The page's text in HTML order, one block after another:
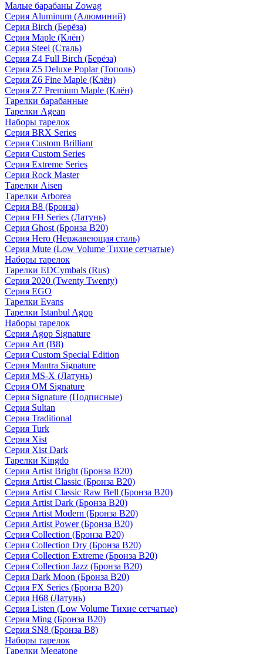
Малые барабаны Zowag
Серия Aluminum (Алюминий)
Серия Birch (Берёза)
Серия Maple (Клён)
Серия Steel (Сталь)
Серия Z4 Full Birch (Берёза)
Серия Z5 Deluxe Poplar (Тополь)
Серия Z6 Fine Maple (Клён)
Серия Z7 Premium Maple (Клён)
Тарелки барабанные
Тарелки Agean
Наборы тарелок
Серия BRX Series
Серия Custom Brilliant
Серия Custom Series
Серия Extreme Series
Серия Rock Master
Тарелки Aisen
Тарелки Arborea
Серия B8 (Бронза)
Серия FH Series (Латунь)
Серия Ghost (Бронза B20)
Серия Hero (Нержавеющая сталь)
Серия Mute (Low Volume Тихие сетчатые)
Наборы тарелок
Тарелки EDCymbals (Rus)
Серия 2020 (Twenty Twenty)
Серия EGO
Тарелки Evans
Тарелки Istanbul Agop
Наборы тарелок
Серия Agop Signature
Серия Art (B8)
Серия Custom Special Edition
Серия Mantra Signature
Серия MS-X (Латунь)
Серия OM Signature
Серия Signature (Подписные)
Серия Sultan
Серия Traditional
Серия Turk
Серия Xist
Серия Xist Dark
Тарелки Kingdo
Серия Artist Bright (Бронза B20)
Серия Artist Classic (Бронза B20)
Серия Artist Classic Raw Bell (Бронза B20)
Серия Artist Dark (Бронза B20)
Серия Artist Modern (Бронза B20)
Серия Artist Power (Бронза B20)
Серия Collection (Бронза B20)
Серия Collection Dry (Бронза B20)
Серия Collection Extreme (Бронза B20)
Серия Collection Jazz (Бронза B20)
Серия Dark Moon (Бронза B20)
Серия FX Series (Бронза B20)
Серия H68 (Латунь)
Серия Listen (Low Volume Тихие сетчатые)
Серия Ming (Бронза B20)
Серия SN8 (Бронза B8)
Наборы тарелок
Тарелки Megatone